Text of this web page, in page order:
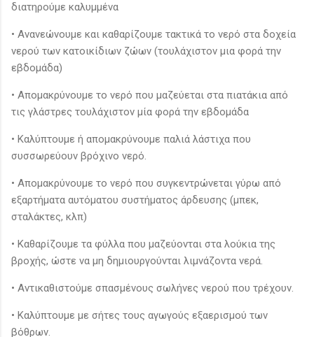
διατηρούμε καλυμμένα
• Ανανεώνουμε και καθαρίζουμε τακτικά το νερό στα δοχεία
νερού των κατοικίδιων ζώων (τουλάχιστον μια φορά την
εβδομάδα)
• Απομακρύνουμε το νερό που μαζεύεται στα πιατάκια από
τις γλάστρες τουλάχιστον μία φορά την εβδομάδα
• Καλύπτουμε ή απομακρύνουμε παλιά λάστιχα που
συσσωρεύουν βρόχινο νερό.
• Απομακρύνουμε το νερό που συγκεντρώνεται γύρω από
εξαρτήματα αυτόματου συστήματος άρδευσης (μπεκ,
σταλάκτες, κλπ)
• Καθαρίζουμε τα φύλλα που μαζεύονται στα λούκια της
βροχής, ώστε να μη δημιουργούνται λιμνάζοντα νερά.
• Αντικαθιστούμε σπασμένους σωλήνες νερού που τρέχουν.
• Καλύπτουμε με σήτες τους αγωγούς εξαερισμού των
βόθρων.